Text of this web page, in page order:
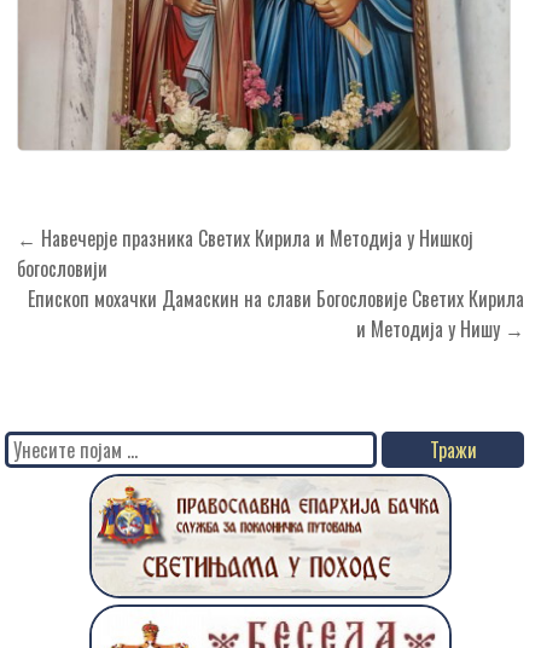
Кретање
чланка
← Навечерје празника Светих Кирила и Методија у Нишкој
богословији
Епископ мохачки Дамаскин на слави Богословије Светих Кирила
и Методија у Нишу →
Search
for: